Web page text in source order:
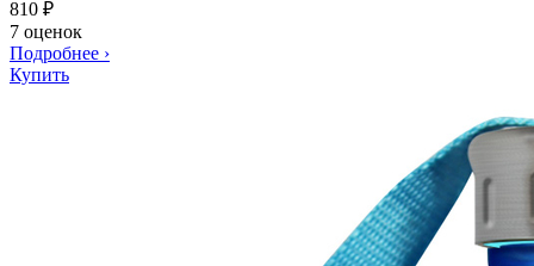
810 ₽
7 оценок
Подробнее ›
Купить